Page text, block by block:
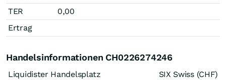
TER
0,00
Ertrag
Handelsinformationen CH0226274246
Liquidister Handelsplatz SIX Swiss (CHF)